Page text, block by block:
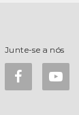
Junte-se a nós